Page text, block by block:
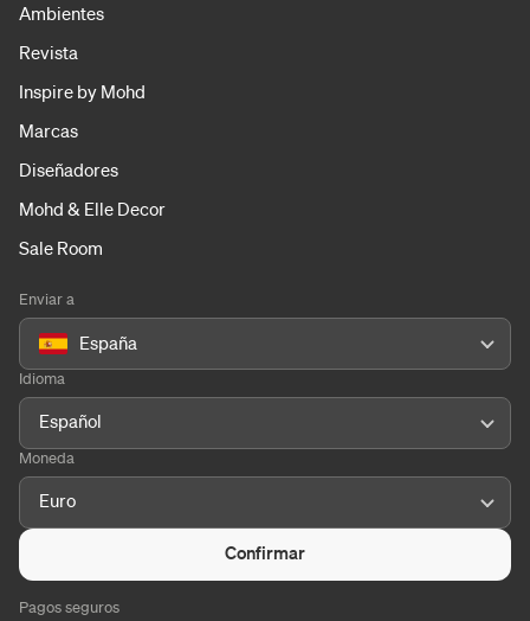
Ambientes
Revista
Inspire by Mohd
Marcas
Diseñadores
Mohd & Elle Decor
Sale Room
Enviar a
España
Idioma
Español
Moneda
Euro
Confirmar
Pagos seguros